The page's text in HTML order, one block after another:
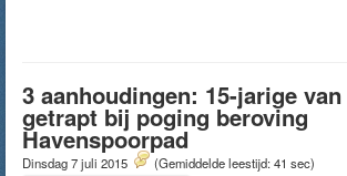
3 aanhoudingen: 15-jarige
getrapt bij poging beroving
Havenspoorpad
Dinsdag 7 juli 2015 (Gemiddelde leestijd: 41 sec)